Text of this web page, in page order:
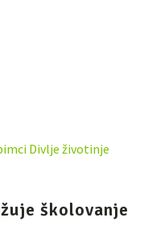
Divlje životinje
školovanje